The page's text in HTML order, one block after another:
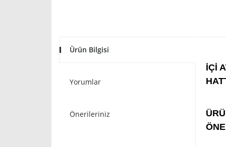
Ürün Bilgisi
Yorumlar
Önerileriniz
İÇİ